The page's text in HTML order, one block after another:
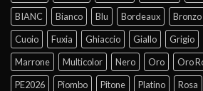
BIANC
Bianco Blu Bordeaux Bronzo
Cuoio
Fuxia Ghiaccio Giallo Grigio
Marrone
Multicolor Nero Oro Oro
PE2026
Piombo Pitone Platino Rosa